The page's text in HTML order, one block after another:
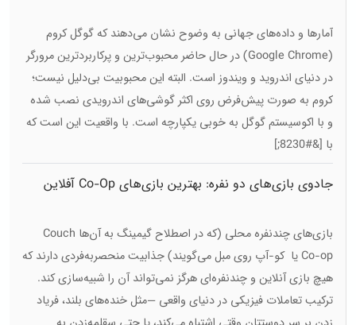
آمارها و داده‌های جهانی به وضوح نشان می‌دهند که گوگل کروم
(Google Chrome) در حال حاضر محبوب‌ترین و پرکاربردترین مرورگر
در دنیای اندروید و ویندوز است. البته این محبوبیت بی‌دلیل نیست؛
کروم به صورت پیش‌فرض روی اکثر گوشی‌های اندرویدی نصب شده
و با اکوسیستم گوگل به خوبی یکپارچه است. با واقعیت این است که
با [&#8230;]
جادوی بازی‌های دو نفره: بهترین بازی‌های Co-Op آفلاین
بازی‌های چندنفره محلی (که در اصطلاح گیمینگ به آن‌ها Couch
Co-op یا کو-آپ روی مبل می‌گویند) جذابیت منحصربه‌فردی دارند که
هیچ بازی آنلاین و چندنفره‌ای هرگز نمی‌تواند آن را شبیه‌سازی کند.
ترکیب تعاملات فیزیکی در دنیای واقعی —مثل خنده‌های بلند، فریاد